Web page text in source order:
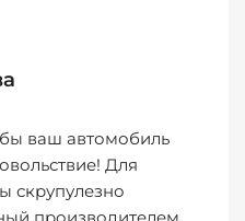
ваш автомобиль
Для
скрупулезно